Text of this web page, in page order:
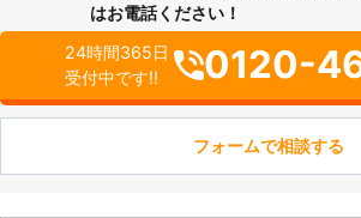
はお電話ください！
24時間365日
受付中です!!
0120-
フォームで相談する